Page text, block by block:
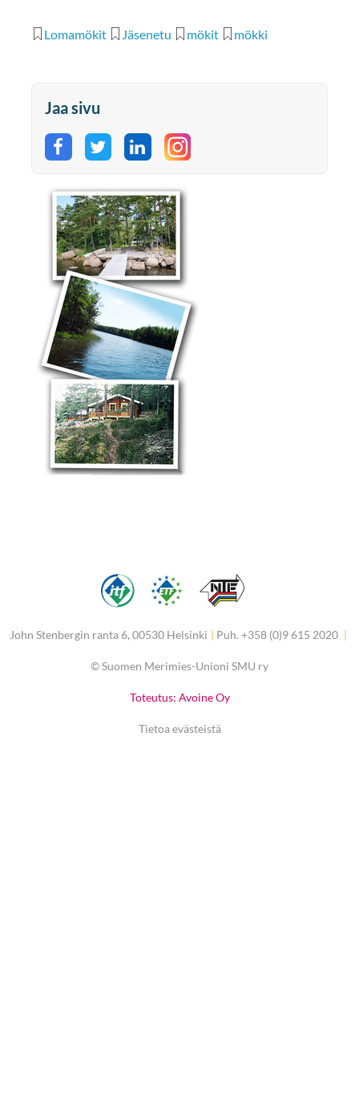
Lomamökit Jäsenetu mökit mökki
Jaa sivu
Jaa Facebookissa
Jaa Twitterissä
Jaa LinkedInissä
John Stenbergin ranta 6, 00530 Helsinki | Puh. +358 (0)9 615 2020 |
©Suomen Merimies-Unioni SMU ry
Toteutus: Avoine Oy
Tietoa evästeistä